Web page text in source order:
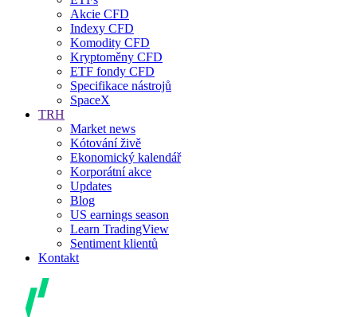
Akcie CFD
Indexy CFD
Komodity CFD
Kryptoměny CFD
ETF fondy CFD
Specifikace nástrojů
SpaceX
TRH
Market news
Kótování živě
Ekonomický kalendář
Korporátní akce
Updates
Blog
US earnings season
Learn TradingView
Sentiment klientů
Kontakt